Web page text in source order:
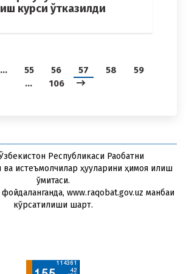
курси ўтказилди
… 55 56 57 58
59
…
106
Республикаси Рақобатни
истеъмолчилар ҳуқуқларини ҳимоя қилиш
қўмитаси.
www.raqobat.gov.uz манбаи
кўрсатилиши шарт.